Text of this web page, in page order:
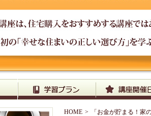
HOME > 「お金が貯まる！家